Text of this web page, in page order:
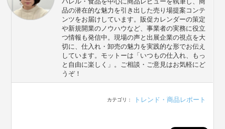
品の潜在的な魅力を引き出した売り場提案コンテ
ンツをお届けしています。販促カレンダーの策定
や新規開業のノウハウなど、事業者の実務に役立
つ情報も発信中。現場の声と出展企業の視点を大
切に、仕入れ・卸売の魅力を実践的な形でお伝え
しています。モットーは「いつもの仕入れ、もっ
と自由に楽しく」。ご相談・ご意見はお気軽にど
うぞ！
カテゴリ： トレンド・商品レポート